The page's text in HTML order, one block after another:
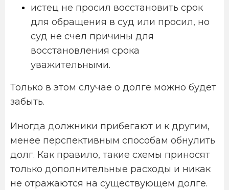
истец не просил восстановить срок
для обращения в суд или просил, но
суд не счел причины для
восстановления срока
уважительными.
Только в этом случае о долге можно будет
забыть.
Иногда должники прибегают и к другим,
менее перспективным способам обнулить
долг. Как правило, такие схемы приносят
только дополнительные расходы и никак
не отражаются на существующем долге.